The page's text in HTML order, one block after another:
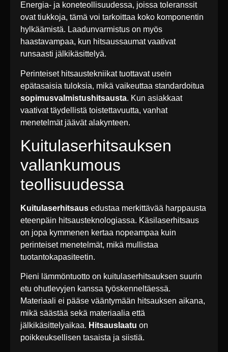
Energia- ja koneteollisuudessa, joissa toleranssit
ovat tiukkoja, tämä voi tarkoittaa koko komponentin
hylkäämistä. Laadunvarmistus on myös
haastavampaa, kun hitsaussaumat vaativat
runsaasti jälkikäsittelyä.
Perinteiset hitsaustekniikat tuottavat usein
epätasaisia tuloksia, mikä vaikeuttaa standardoitua
sopimusvalmistushitsausta. Kun asiakkaat
vaativat täydellistä toistettavuutta, vanhat
menetelmät jäävät alakynteen.
Kuitulaserhitsauksen
vallankumous
teollisuudessa
Kuitulaserhitsaus edustaa merkittävää harppausta
eteenpäin hitsausteknologiassa. Käsilaserhitsaus
on jopa kymmenen kertaa nopeampaa kuin
perinteiset menetelmät, mikä mullistaa
tuotantokapasiteetin.
Pieni lämmöntuotto on kuitulaserhitsauksen suurin
etu ohutlevyjen kanssa työskenneltäessä.
Materiaali ei pääse vääntymään hitsauksen aikana,
mikä säästää sekä materiaalia että
jälkikäsittelyaikaa. Hitsauslaatu on
poikkeuksellisen tasaista ja siistiä.